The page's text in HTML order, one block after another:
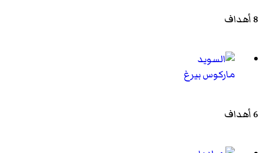
8 أهداف
ماركوس بيرغ
6 أهداف